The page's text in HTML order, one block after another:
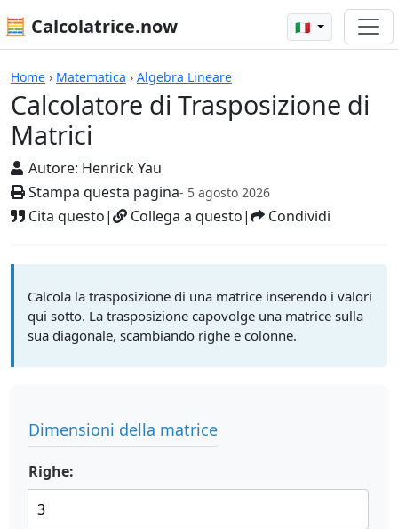
🧮 Calcolatrice.now 🇮🇹
Home › Matematica › Algebra Lineare
Calcolatore di Trasposizione di
Matrici
Autore: Henrick Yau
Stampa questa pagina- 5 agosto 2026
Cita questo| Collega a questo| Condividi
Calcolatrici
Calcola la trasposizione di una matrice inserendo i valori
qui sotto. La trasposizione capovolge una matrice sulla
sua diagonale, scambiando righe e colonne.
Dimensioni della matrice
Righe: